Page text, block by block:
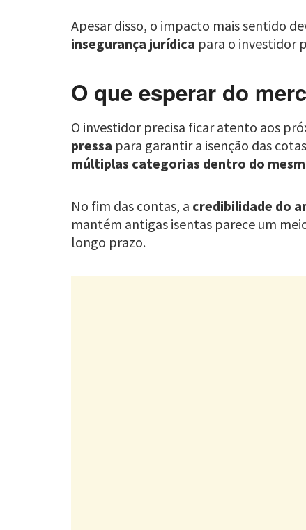
Apesar disso, o impacto mais sentido
insegurança jurídica para o investidor
O que esperar do
O investidor precisa ficar atento aos
pressa para garantir a isenção das
múltiplas categorias dentro do
No fim das contas, a credibilidade do
mantém antigas isentas parece um
longo prazo.